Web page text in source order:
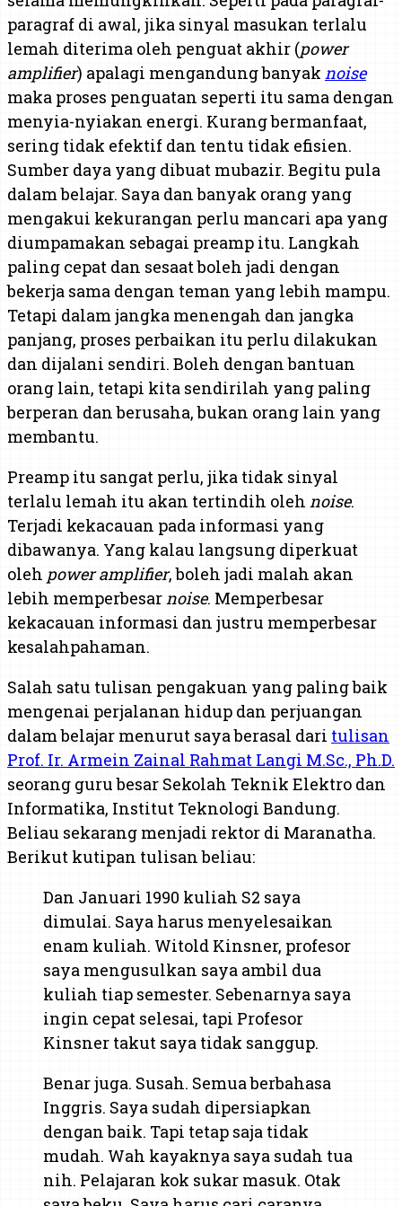
paragraf di awal, jika sinyal masukan terlalu
lemah diterima oleh penguat akhir (power
amplifier) apalagi mengandung banyak noise
maka proses penguatan seperti itu sama dengan
menyia-nyiakan energi. Kurang bermanfaat,
sering tidak efektif dan tentu tidak efisien.
Sumber daya yang dibuat mubazir. Begitu pula
dalam belajar. Saya dan banyak orang yang
mengakui kekurangan perlu mancari apa yang
diumpamakan sebagai preamp itu. Langkah
paling cepat dan sesaat boleh jadi dengan
bekerja sama dengan teman yang lebih mampu.
Tetapi dalam jangka menengah dan jangka
panjang, proses perbaikan itu perlu dilakukan
dan dijalani sendiri. Boleh dengan bantuan
orang lain, tetapi kita sendirilah yang paling
berperan dan berusaha, bukan orang lain yang
membantu.
Preamp itu sangat perlu, jika tidak sinyal
terlalu lemah itu akan tertindih oleh noise.
Terjadi kekacauan pada informasi yang
dibawanya. Yang kalau langsung diperkuat
oleh power amplifier, boleh jadi malah akan
lebih memperbesar noise. Memperbesar
kekacauan informasi dan justru memperbesar
kesalahpahaman.
Salah satu tulisan pengakuan yang paling baik
mengenai perjalanan hidup dan perjuangan
dalam belajar menurut saya berasal dari tulisan
Prof. Ir. Armein Zainal Rahmat Langi M.Sc., Ph.D.
seorang guru besar Sekolah Teknik Elektro dan
Informatika, Institut Teknologi Bandung.
Beliau sekarang menjadi rektor di Maranatha.
Berikut kutipan tulisan beliau:
Dan Januari 1990 kuliah S2 saya
dimulai. Saya harus menyelesaikan
enam kuliah. Witold Kinsner, profesor
saya mengusulkan saya ambil dua
kuliah tiap semester. Sebenarnya saya
ingin cepat selesai, tapi Profesor
Kinsner takut saya tidak sanggup.
Benar juga. Susah. Semua berbahasa
Inggris. Saya sudah dipersiapkan
dengan baik. Tapi tetap saja tidak
mudah. Wah kayaknya saya sudah tua
nih. Pelajaran kok sukar masuk. Otak